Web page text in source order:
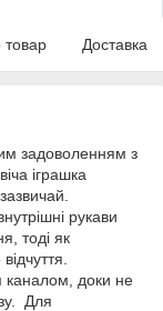
товар Доставка
задоволенням з
іграшка
рукави
тоді як
каналом, доки не
Для